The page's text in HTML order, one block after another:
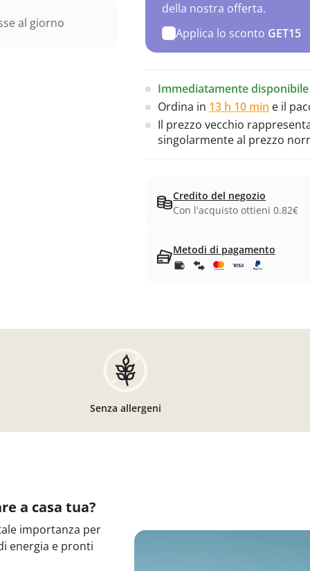
al giorno
della nostra offerta.
Applica lo sconto GET15
Immediatamente disponibile
Ordina in 13 h 10 min e il
Il prezzo vecchio
singolarmente al prezzo
Credito del negozio
Con l'acquisto ottieni 0.82€
Metodi di pagamento
Senza allergeni
a casa tua?
importanza per
energia e pronti